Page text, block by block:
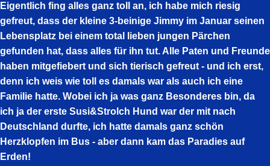
Eigentlich fing alles ganz toll an, ich habe mich riesig
gefreut, dass der kleine 3-beinige Jimmy im Januar seinen
Lebensplatz bei einem total lieben jungen Pärchen
gefunden hat, dass alles für ihn tut. Alle Paten und Freunde
haben mitgefiebert und sich tierisch gefreut - und ich erst,
denn ich weis wie toll es damals war als auch ich eine
Familie hatte. Wobei ich ja was ganz Besonderes bin, da
ich ja der erste Susi&Strolch Hund war der mit nach
Deutschland durfte, ich hatte damals ganz schön
Herzklopfen im Bus - aber dann kam das Paradies auf
Erden!